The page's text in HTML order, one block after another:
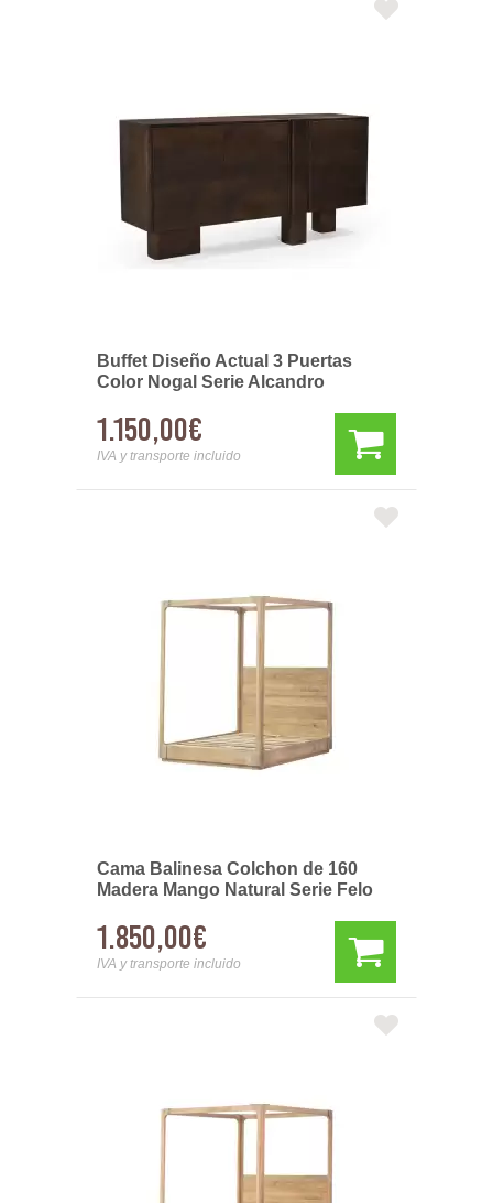
Buffet Diseño Actual 3 Puertas
Color Nogal Serie Alcandro
1.150,00€
IVA y transporte incluido
Cama Balinesa Colchon de 160
Madera Mango Natural Serie Felo
1.850,00€
IVA y transporte incluido